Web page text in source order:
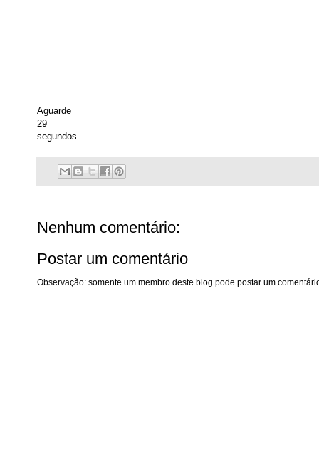
Aguarde
29
segundos
Nenhum comentário:
Postar um comentário
Observação: somente um membro deste blog pode postar um